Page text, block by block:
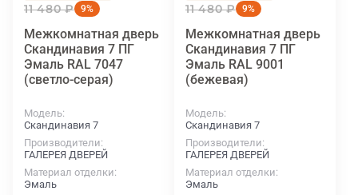
11 480 ₽ 9%
Межкомнатная дверь
Скандинавия 7 ПГ
Эмаль RAL 7047
(светло-серая)
Модель
Скандинавия 7
Производители
ГАЛЕРЕЯ ДВЕРЕЙ
Материал отделки
Эмаль
11 480 ₽ 9%
Межкомнатная дверь
Скандинавия 7 ПГ
Эмаль RAL 9001
(бежевая)
Модель
Скандинавия 7
Производители
ГАЛЕРЕЯ ДВЕРЕЙ
Материал отделки
Эмаль